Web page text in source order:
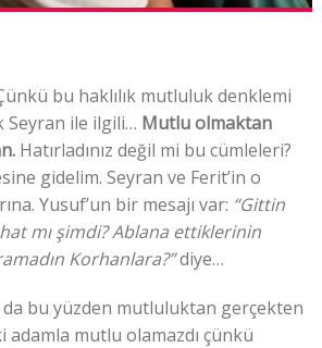
bu haklılık mutluluk denklemi
Seyran ile ilgili… Mutlu olmaktan
Hatırladınız değil mi bu cümleleri?
gidelim. Seyran ve Ferit’in o
Yusuf’un bir mesajı var: “Gittin
mı şimdi? Ablana ettiklerinin
Korhanlara?”diye…
da bu yüzden mutluluktan gerçekten
adamla mutlu olamazdı çünkü